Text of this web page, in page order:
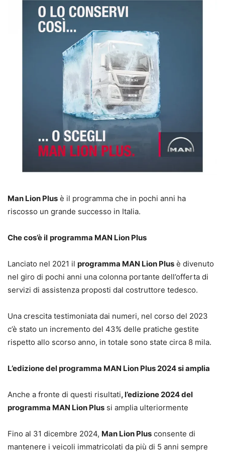
Man Lion Plus è il programma che in pochi anni ha
riscosso un grande successo in Italia.
Che cos’è il programma MAN Lion Plus
Lanciato nel 2021 il programma MAN Lion Plus è divenuto
nel giro di pochi anni una colonna portante dell’offerta di
servizi di assistenza proposti dal costruttore tedesco.
Una crescita testimoniata dai numeri, nel corso del 2023
c’è stato un incremento del 43% delle pratiche gestite
rispetto allo scorso anno, in totale sono state circa 8 mila.
L’edizione del programma MAN Lion Plus 2024 si amplia
Anche a fronte di questi risultati, l’edizione 2024 del
programma MAN Lion Plus si amplia ulteriormente
Fino al 31 dicembre 2024, Man Lion Plus consente di
mantenere i veicoli immatricolati da più di 5 anni sempre